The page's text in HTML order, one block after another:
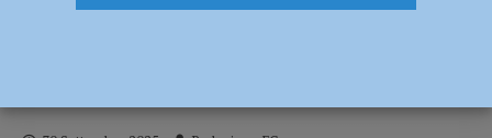
Ambiente, il Comune avvia il percorso per